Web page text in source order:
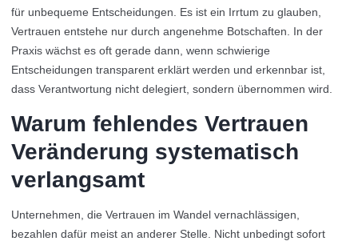
für unbequeme Entscheidungen. Es ist ein Irrtum zu glauben,
Vertrauen entstehe nur durch angenehme Botschaften. In der
Praxis wächst es oft gerade dann, wenn schwierige
Entscheidungen transparent erklärt werden und erkennbar ist,
dass Verantwortung nicht delegiert, sondern übernommen wird.
Warum fehlendes Vertrauen
Veränderung systematisch
verlangsamt
Unternehmen, die Vertrauen im Wandel vernachlässigen,
bezahlen dafür meist an anderer Stelle. Nicht unbedingt sofort